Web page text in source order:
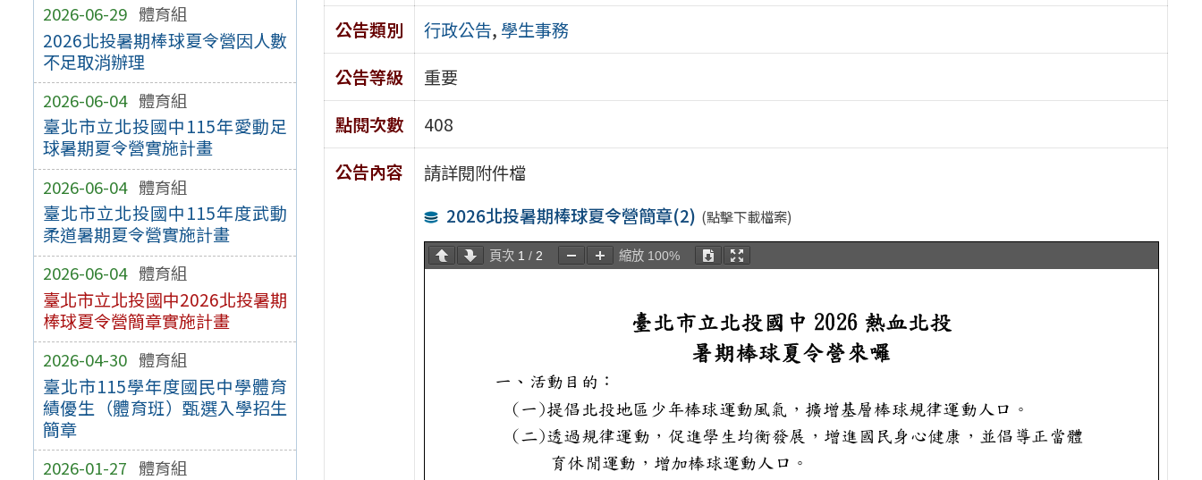
2026-06-29 體育組
2026北投暑期棒球夏令營因人數
不足取消辦理
2026-06-04 體育組
臺北市立北投國中115年愛動足
球暑期夏令營實施計畫
2026-06-04 體育組
臺北市立北投國中115年度武動
柔道暑期夏令營實施計畫
2026-06-04 體育組
臺北市立北投國中2026北投暑期
棒球夏令營簡章實施計畫
2026-04-30 體育組
臺北市115學年度國民中學體育
績優生（體育班）甄選入學招生
簡章
2026-01-27 體育組
公告類別
行政公告, 學生事務
公告等級
重要
點閱次數
408
公告內容
請詳閱附件檔
2026北投暑期棒球夏令營簡章(2) (點擊下載檔案)
頁次 1 / 2 縮放 100%